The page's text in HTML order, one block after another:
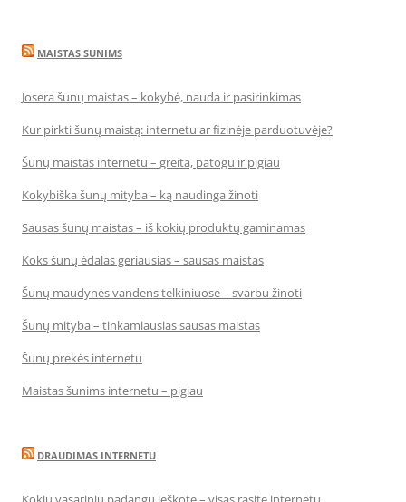
MAISTAS SUNIMS
Josera šunų maistas – kokybė, nauda ir pasirinkimas
Kur pirkti šunų maistą: internetu ar fizinėje parduotuvėje?
Šunų maistas internetu – greita, patogu ir pigiau
Kokybiška šunų mityba – ką naudinga žinoti
Sausas šunų maistas – iš kokių produktų gaminamas
Koks šunų ėdalas geriausias – sausas maistas
Šunų maudynės vandens telkiniuose – svarbu žinoti
Šunų mityba – tinkamiausias sausas maistas
Šunų prekės internetu
Maistas šunims internetu – pigiau
DRAUDIMAS INTERNETU